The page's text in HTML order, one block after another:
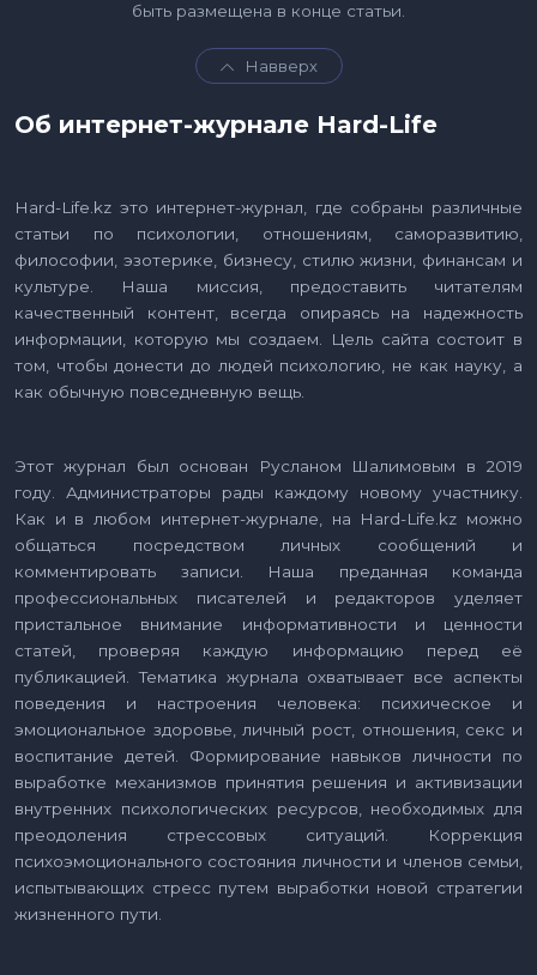
быть размещена в конце статьи.
Навверх
Об интернет-журнале Hard-Life
Hard-Life.kz это интернет-журнал, где собраны различные
статьи по психологии, отношениям, саморазвитию,
философии, эзотерике, бизнесу, стилю жизни, финансам и
культуре. Наша миссия, предоставить читателям
качественный контент, всегда опираясь на надежность
информации, которую мы создаем. Цель сайта состоит в
том, чтобы донести до людей психологию, не как науку, а
как обычную повседневную вещь.
Этот журнал был основан Русланом Шалимовым в 2019
году. Администраторы рады каждому новому участнику.
Как и в любом интернет-журнале, на Hard-Life.kz можно
общаться посредством личных сообщений и
комментировать записи. Наша преданная команда
профессиональных писателей и редакторов уделяет
пристальное внимание информативности и ценности
статей, проверяя каждую информацию перед её
публикацией. Тематика журнала охватывает все аспекты
поведения и настроения человека: психическое и
эмоциональное здоровье, личный рост, отношения, секс и
воспитание детей. Формирование навыков личности по
выработке механизмов принятия решения и активизации
внутренних психологических ресурсов, необходимых для
преодоления стрессовых ситуаций. Коррекция
психоэмоционального состояния личности и членов семьи,
испытывающих стресс путем выработки новой стратегии
жизненного пути.